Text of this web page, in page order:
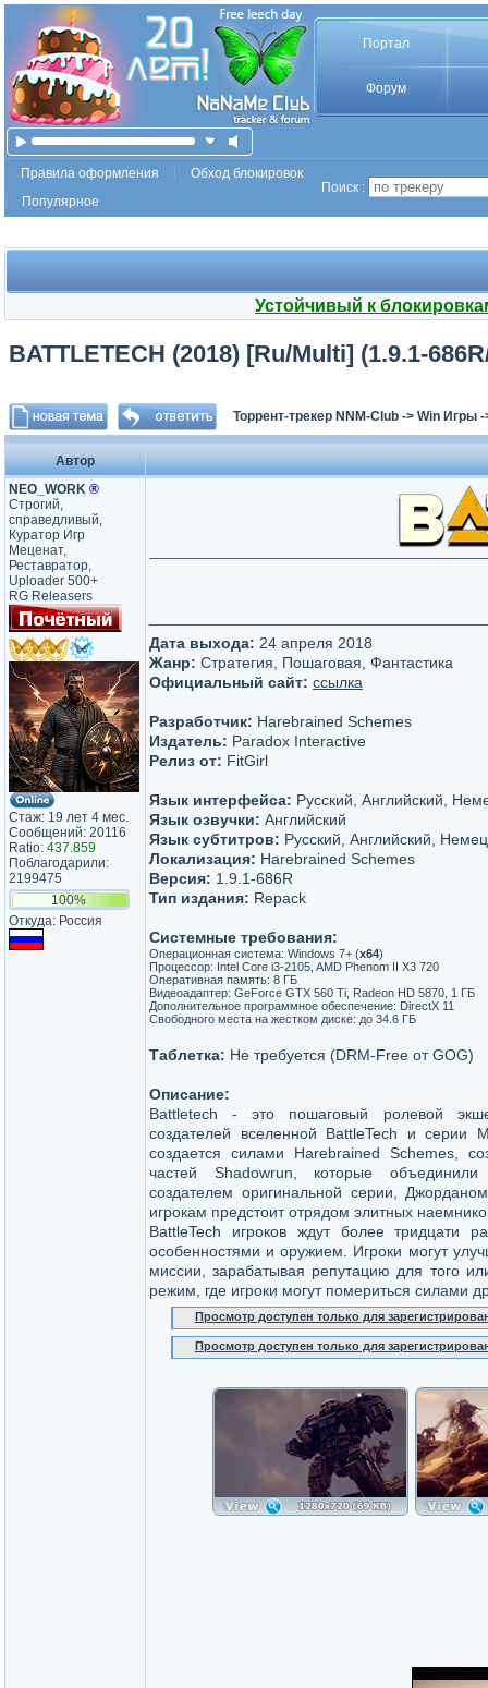
Портал
Форум
Правила оформления
Обход блокировок
Популярное
Поиск :
Устойчивый к
BATTLETECH (2018) [Ru/Multi] (1.9.1-
Торрент-трекер NNM-Club -> Win Игры
Автор
NEO_WORK ®
Строгий,
справедливый,
Куратор Игр
Меценат,
Реставратор,
Uploader 500+
RG Releasers
Стаж: 19 лет 4 мес.
Сообщений: 20116
Ratio: 437.859
Поблагодарили:
2199475
100%
Откуда: Россия
Дата выхода: 24 апреля 2018
Жанр: Стратегия, Пошаговая, Фантастика
Официальный сайт: ссылка
Разработчик: Harebrained Schemes
Издатель: Paradox Interactive
Релиз от: FitGirl
Язык интерфейса: Русский, Английский,
Язык озвучки: Английский
Язык субтитров: Русский, Английский,
Локализация: Harebrained Schemes
Версия: 1.9.1-686R
Тип издания: Repack
Системные требования:
Операционная система: Windows 7+ (x64)
Процессор: Intel Core i3-2105, AMD Phenom II X3 720
Оперативная память: 8 ГБ
Видеоадаптер: GeForce GTX 560 Ti, Radeon HD 5870, 1 ГБ
Дополнительное программное обеспечение: DirectX 11
Свободного места на жестком диске: до 34.6 ГБ
Таблетка: Не требуется (DRM-Free от GOG)
Описание:
Battletech - это пошаговый ролевой
создателей вселенной BattleTech и серии
создается силами Harebrained Schemes,
частей Shadowrun, которые
создателем оригинальной серии,
игрокам предстоит отрядом элитных
BattleTech игроков ждут более тридцати
особенностями и оружием. Игроки могут
миссии, зарабатывая репутацию для того
режим, где игроки могут помериться силами
Просмотр доступен только для
Просмотр доступен только для